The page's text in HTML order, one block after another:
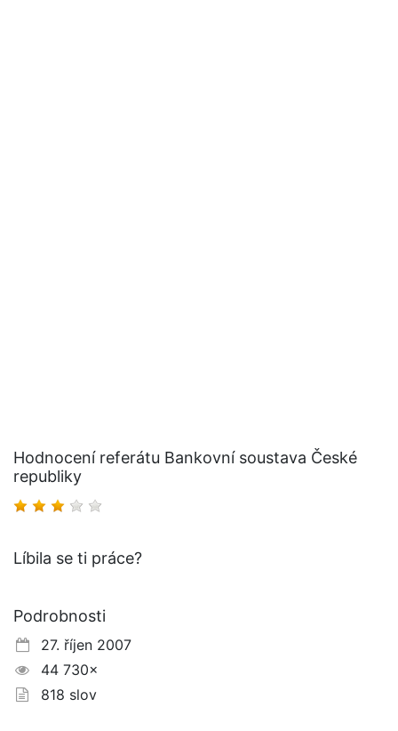
Hodnocení referátu Bankovní soustava České
republiky
Líbila se ti práce?
Podrobnosti
27. říjen 2007
44 730×
818 slov